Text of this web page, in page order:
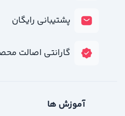
پشتیبانی رایگان
گارانتی اصالت
آموزش ها